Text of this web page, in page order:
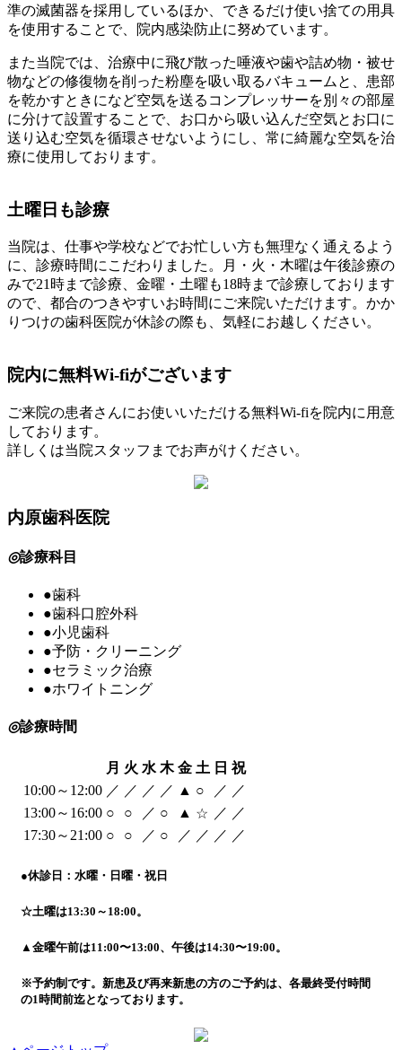
準の滅菌器を採用しているほか、できるだけ使い捨ての用具
を使用することで、院内感染防止に努めています。
また当院では、治療中に飛び散った唾液や歯や詰め物・被せ
物などの修復物を削った粉塵を吸い取るバキュームと、患部
を乾かすときになど空気を送るコンプレッサーを別々の部屋
に分けて設置することで、お口から吸い込んだ空気とお口に
送り込む空気を循環させないようにし、常に綺麗な空気を治
療に使用しております。
土曜日も診療
当院は、仕事や学校などでお忙しい方も無理なく通えるよう
に、診療時間にこだわりました。
月・火・木曜は午後診療の
みで21時まで診療、金曜・土曜も18時まで診療しております
ので、都合のつきやすいお時間にご来院いただけます。かか
りつけの歯科医院が休診の際も、気軽にお越しください。
院内に無料Wi-fiがございます
ご来院の患者さんにお使いいただける無料Wi-fiを院内に用意
しております。
詳しくは当院スタッフまでお声がけください。
内原歯科医院
◎診療科目
●歯科
●歯科口腔外科
●小児歯科
●予防・クリーニング
●セラミック治療
●ホワイトニング
◎診療時間
月 火 水 木 金 土 日 祝
10:00～12:00 ／ ／ ／ ／ ▲ ○ ／ ／
13:00～16:00 ○ ○ ／ ○ ▲ ☆ ／ ／
17:30～21:00 ○ ○ ／ ○ ／ ／ ／ ／
●休診日：水曜・日曜・祝日
☆土曜は13:30～18:00。
▲ 金曜午前は11:00〜13:00、午後は14:30〜19:00。
※予約制です。新患及び再来新患の方のご予約は、各最終受付時間
の1時間前迄となっております。